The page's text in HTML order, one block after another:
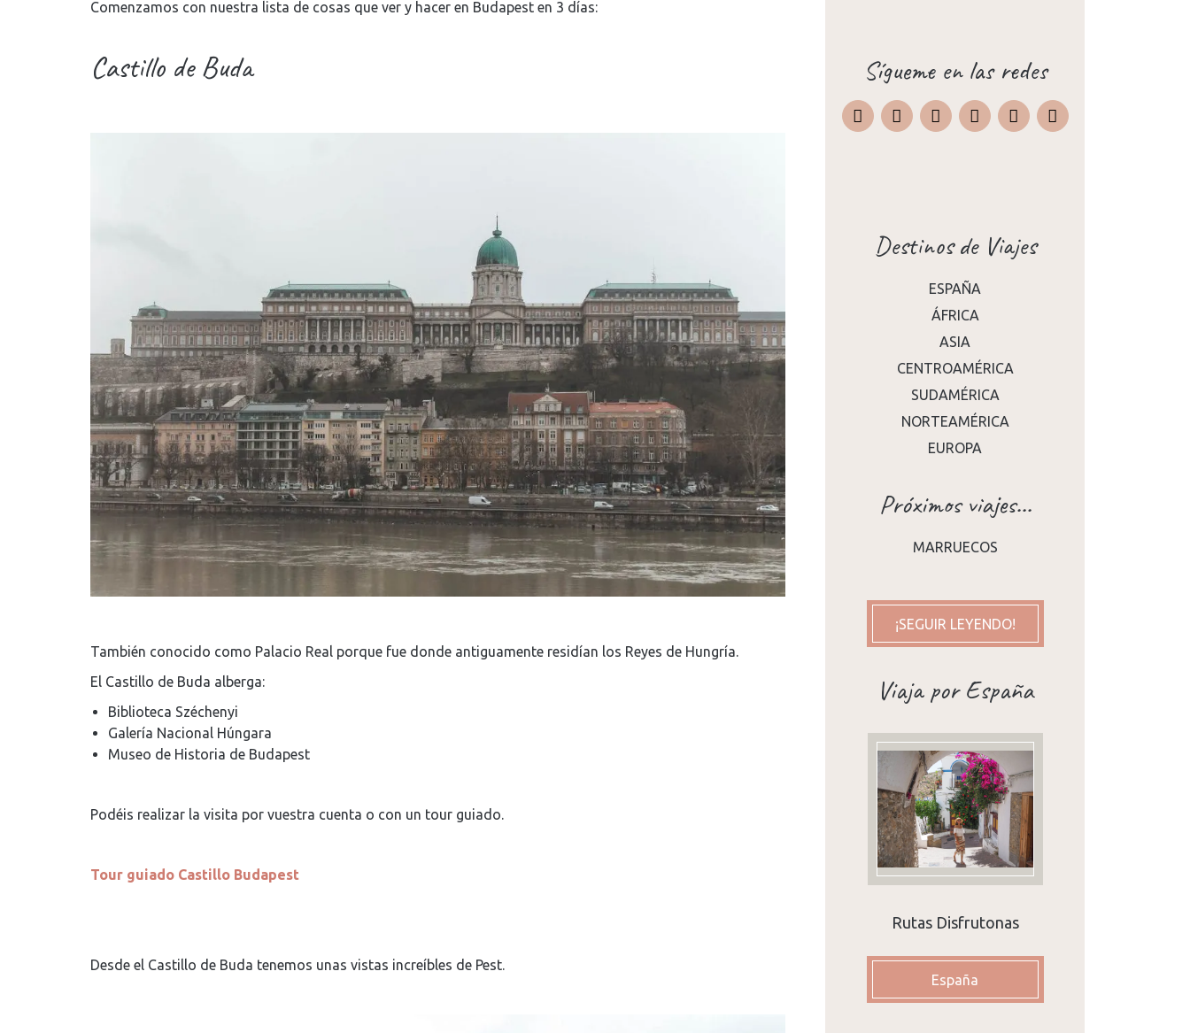
Comenzamos con nuestra lista de cosas que ver y hacer en Budapest en 3 días:
Castillo de Buda
También conocido como Palacio Real porque fue donde antiguamente residían los Reyes de Hungría.
El Castillo de Buda alberga:
Biblioteca Széchenyi
Galería Nacional Húngara
Museo de Historia de Budapest
Podéis realizar la visita por vuestra cuenta o con un tour guiado.
Tour guiado Castillo Budapest
Desde el Castillo de Buda tenemos unas vistas increíbles de Pest.
Sígueme en las redes
InstagramFacebook
X Pinterest TripAdvisor
Destinos de Viajes
ESPAÑA
ÁFRICA
ASIA
CENTROAMÉRICA
SUDAMÉRICA
NORTEAMÉRICA
EUROPA
Próximos viajes...
MARRUECOS
¡SEGUIR LEYENDO!
Viaja por España
Rutas Disfrutonas
España